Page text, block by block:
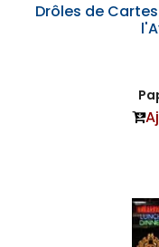
Drôles de